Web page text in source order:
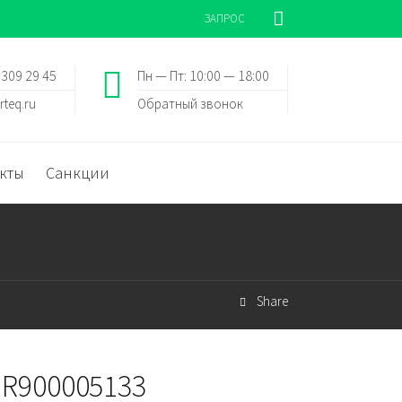
ЗАПРОС
Пн — Пт: 10:00 — 18:00
Обратный звонок
29 45
Санкции
Share